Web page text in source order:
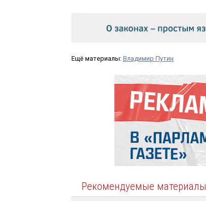
Ещё материалы: Владимир Путин
Рекомендуемые материалы